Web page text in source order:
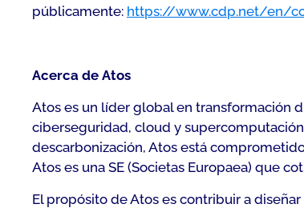
públicamente: https://www.cdp.net/en/
Acerca de Atos
Atos es un líder global en transformación
ciberseguridad, cloud y
descarbonización, Atos está
Atos es una SE (Societas Europaea) que
El propósito de Atos es contribuir a